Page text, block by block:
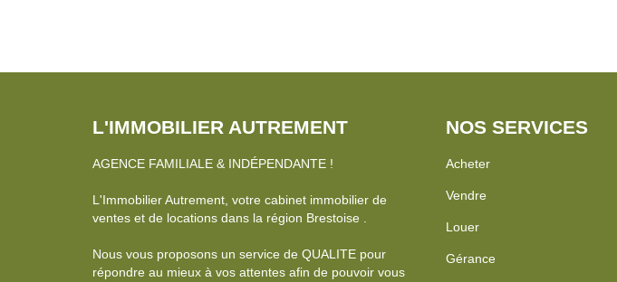
L'IMMOBILIER AUTREMENT
AGENCE FAMILIALE & INDÉPENDANTE !
L'Immobilier Autrement, votre cabinet immobilier de
ventes et de locations dans la région Brestoise .
Nous vous proposons un service de QUALITE pour
répondre au mieux à vos attentes afin de pouvoir vous
NOS SERVICES
Acheter
Vendre
Louer
Gérance